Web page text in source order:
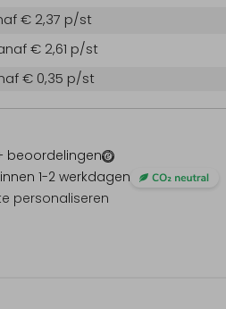
beoordelingen
1-2 werkdagen
personaliseren
€ 2,37 p/st
€ 2,61 p/st
€ 0,35 p/st